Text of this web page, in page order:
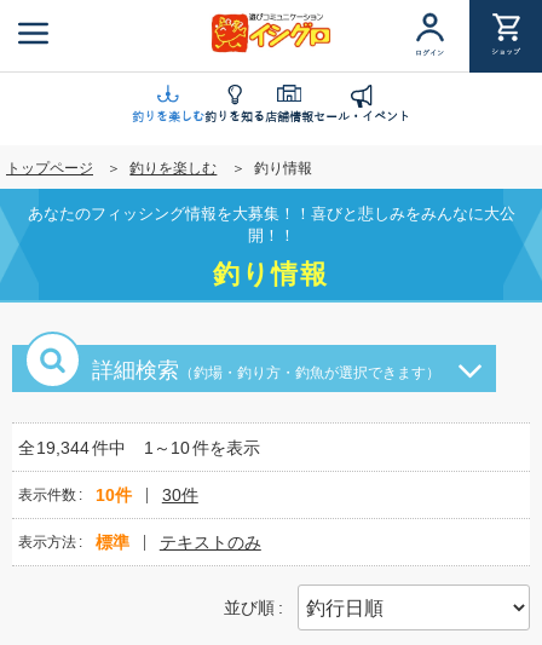
ン
に
移
動
ログイン ショップ
釣りを楽しむ釣りを知る店舗情報セール・イベント
トップページ 釣りを楽しむ 釣り情報
あなたのフィッシング情報を大募集！！喜びと悲しみをみんなに大公
開！！
釣り情報
詳細検索 （釣場・釣り方・釣魚が選択できます）
全19,344件中 1～10件を表示
表示件数 10件 30件
表示方法 標準 テキストのみ
並び順